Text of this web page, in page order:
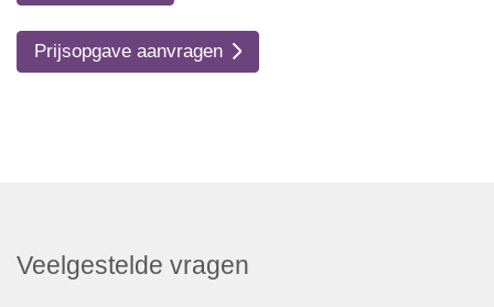
Prijsopgave aanvragen
Veelgestelde vragen